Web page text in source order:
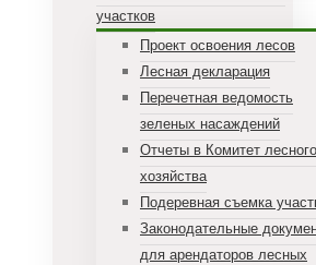
участков
Проект освоения лесов
Лесная декларация
Перечетная ведомость
зеленых насаждений
Отчеты в Комитет лесного
хозяйства
Подеревная съемка
Законодательные
для арендаторов лесных